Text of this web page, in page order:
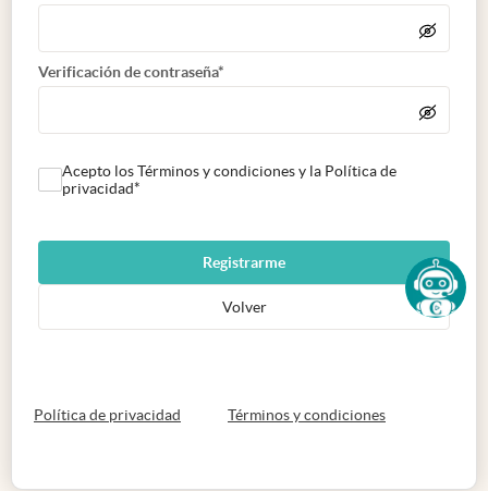
Verificación de contraseña*
Acepto los Términos y condiciones y la Política de
privacidad*
Registrarme
Volver
Política de privacidad abre en nueva pestaña
Términos y condicionesabre en nueva